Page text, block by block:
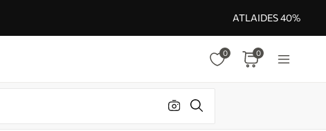
ATLAIDES 40%
0 0